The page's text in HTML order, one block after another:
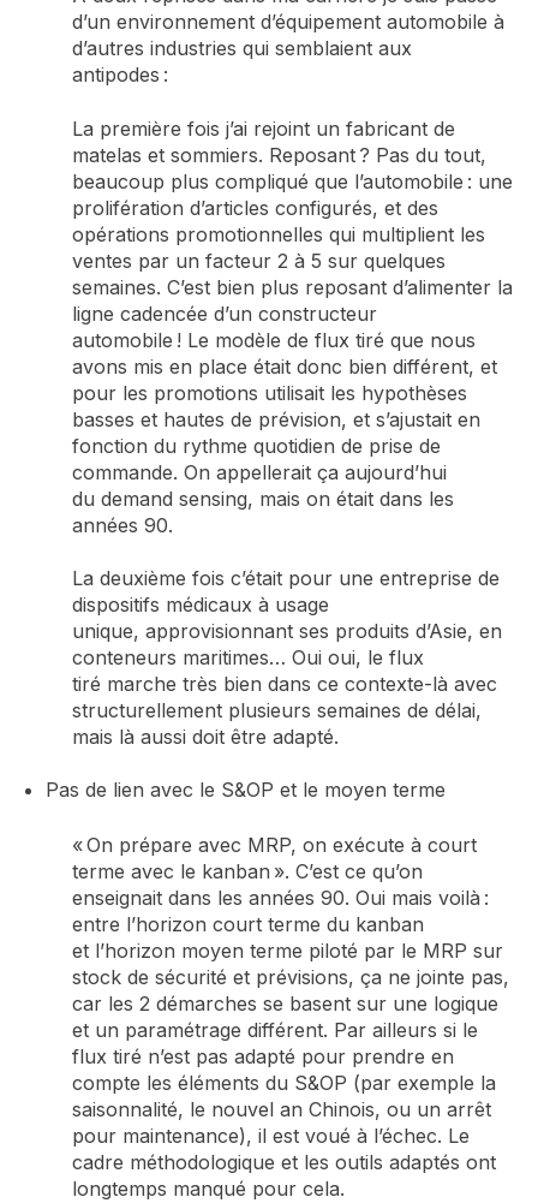
d’un environnement d’équipement automobile à
d’autres industries qui semblaient aux
antipodes :
La première fois j’ai rejoint un fabricant de
matelas et sommiers. Reposant ? Pas du tout,
beaucoup plus compliqué que l’automobile : une
prolifération d’articles configurés, et des
opérations promotionnelles qui multiplient les
ventes par un facteur 2 à 5 sur quelques
semaines. C’est bien plus reposant d’alimenter la
ligne cadencée d’un constructeur
automobile ! Le modèle de flux tiré que nous
avons mis en place était donc bien différent, et
pour les promotions utilisait les hypothèses
basses et hautes de prévision, et s’ajustait en
fonction du rythme quotidien de prise de
commande. On appellerait ça aujourd’hui
du demand sensing, mais on était dans les
années 90.
La deuxième fois c’était pour une entreprise de
dispositifs médicaux à usage
unique, approvisionnant ses produits d’Asie, en
conteneurs maritimes… Oui oui, le flux
tiré marche très bien dans ce contexte-là avec
structurellement plusieurs semaines de délai,
mais là aussi doit être adapté.
Pas de lien avec le S&OP et le moyen terme
« On prépare avec MRP, on exécute à court
terme avec le kanban ». C’est ce qu’on
enseignait dans les années 90. Oui mais voilà :
entre l’horizon court terme du kanban
et l’horizon moyen terme piloté par le MRP sur
stock de sécurité et prévisions, ça ne jointe pas,
car les 2 démarches se basent sur une logique
et un paramétrage différent. Par ailleurs si le
flux tiré n’est pas adapté pour prendre en
compte les éléments du S&OP (par exemple la
saisonnalité, le nouvel an Chinois, ou un arrêt
pour maintenance), il est voué à l’échec. Le
cadre méthodologique et les outils adaptés ont
longtemps manqué pour cela.